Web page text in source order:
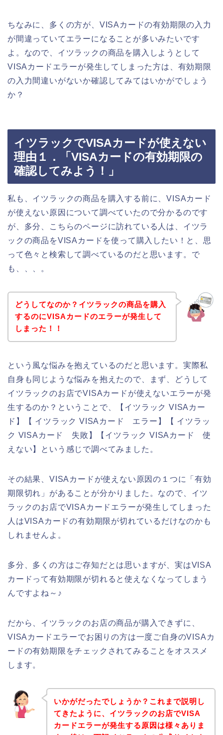
ちなみに、多くの方が、VISAカードの有効期限の入力
が間違っていてエラーになることが多いみたいです
よ。なので、イツラックの商品を購入しようとして
VISAカードエラーが発生してしまった方は、有効期限
の入力間違いがないか確認してみてはいかがでしょう
か？
イツラックでVISAカードが使えない
理由１．「VISAカードの有効期限の
確認してみよう！」
私も、イツラックの商品を購入する前に、VISAカード
が使えない原因について調べていたので分かるのです
が、多分、こちらのページに訪れている人は、イツラ
ックの商品をVISAカードを使って購入したい！と、思
って色々と検索して調べているのだと思います。で
も、、、。
どうしてなのか？イツラックの商品を購入
するのにVISAカードのエラーが発生して
しまった！！
という風な悩みを抱えているのだと思います。実際私
自身も同じような悩みを抱えたので、まず、どうして
イツラックのお店でVISAカードが使えないエラーが発
生するのか？ということで、【イツラック VISAカー
ド】【 イツラック VISAカード エラー】【 イツラッ
ク VISAカード 失敗】【イツラック VISAカード 使
えない】という感じで調べてみました。
その結果、VISAカードが使えない原因の１つに「有効
期限切れ」があることが分かりました。なので、イツ
ラックのお店でVISAカードエラーが発生してしまった
人はVISAカードの有効期限が切れているだけなのかも
しれませんよ。
多分、多くの方はご存知だとは思いますが、実はVISA
カードって有効期限が切れると使えなくなってしまう
んですよね～♪
だから、イツラックのお店の商品が購入できずに、
VISAカードエラーでお困りの方は一度ご自身のVISAカ
ードの有効期限をチェックされてみることをオススメ
します。
いかがだったでしょうか？これまで説明し
てきたように、イツラックのお店でVISA
カードエラーが発生する原因は様々ありま